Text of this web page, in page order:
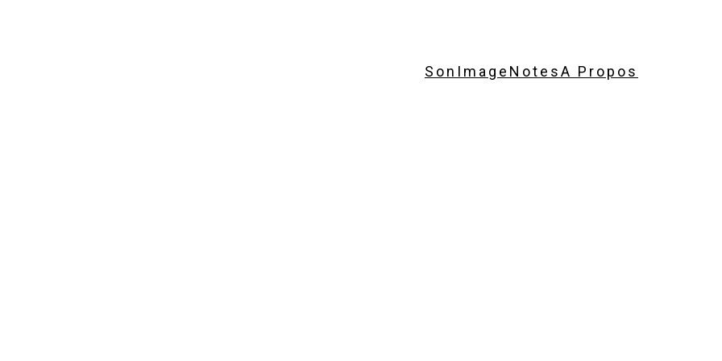
Son Image NotesA Propos